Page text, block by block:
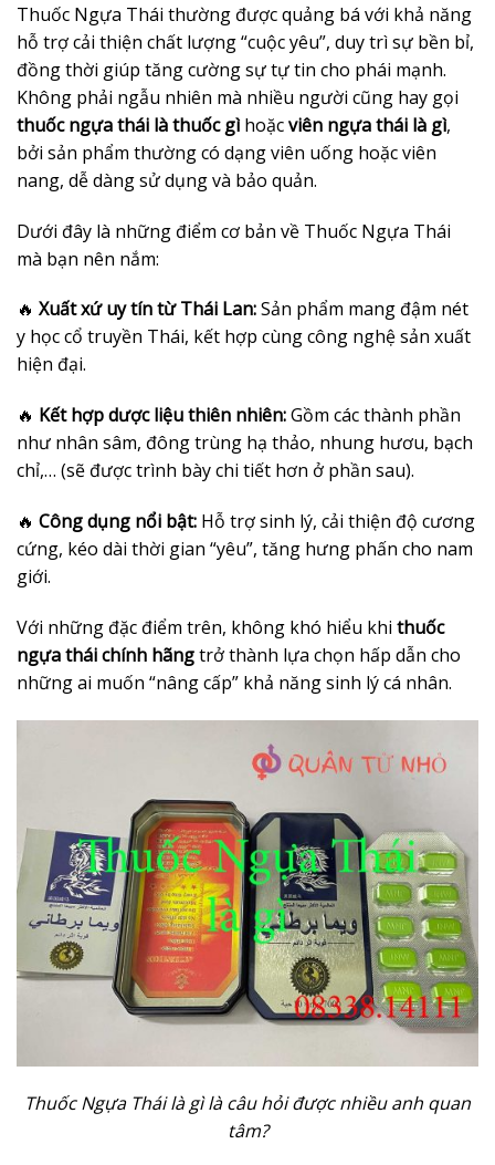
Thuốc Ngựa Thái thường được quảng bá với khả năng
hỗ trợ cải thiện chất lượng “cuộc yêu”, duy trì sự bền bỉ,
đồng thời giúp tăng cường sự tự tin cho phái mạnh.
Không phải ngẫu nhiên mà nhiều người cũng hay gọi
thuốc ngựa thái là thuốc gìhoặcviên ngựa thái là gì,
bởi sản phẩm thường có dạng viên uống hoặc viên
nang, dễ dàng sử dụng và bảo quản.
Dưới đây là những điểm cơ bản về Thuốc Ngựa Thái
mà bạn nên nắm:
🔥 Xuất xứ uy tín từ Thái Lan:Sản phẩm mang đậm nét
y học cổ truyền Thái, kết hợp cùng công nghệ sản xuất
hiện đại.
🔥 Kết hợp dược liệu thiên nhiên:Gồm các thành phần
như nhân sâm, đông trùng hạ thảo, nhung hươu, bạch
chỉ,… (sẽ được trình bày chi tiết hơn ở phần sau).
🔥 Công dụng nổi bật: Hỗ trợ sinh lý, cải thiện độ cương
cứng, kéo dài thời gian “yêu”, tăng hưng phấn cho nam
giới.
Với những đặc điểm trên, không khó hiểu khi thuốc
ngựa thái chính hãngtrở thành lựa chọn hấp dẫn cho
những ai muốn “nâng cấp” khả năng sinh lý cá nhân.
Thuốc Ngựa Thái là gì là câu hỏi được nhiều anh quan
tâm?